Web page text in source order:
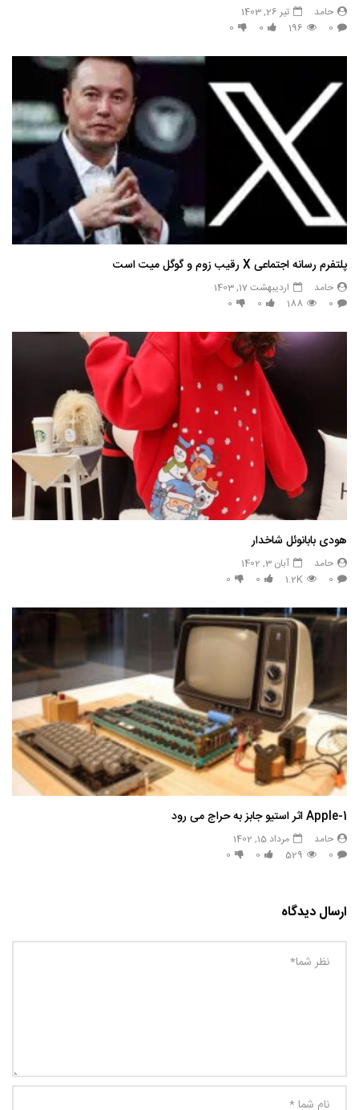
حامد
تیر 26, 1403
0
196
0
0
پلتفرم رسانه اجتماعی X رقیب زوم و گوگل میت است
حامد
اردیبهشت 17, 1403
0
188
0
0
هودی بابانوئل شاخدار
حامد
آبان 3, 1402
0
1.2K
0
0
Apple-1 اثر استیو جابز به حراج می رود
حامد
مرداد 15, 1402
0
529
0
0
ارسال دیدگاه